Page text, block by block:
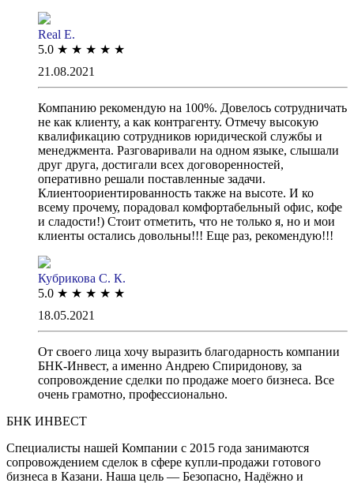
Real E.
5.0 ★ ★ ★ ★ ★
21.08.2021
Компанию рекомендую на 100%. Довелось сотрудничать
не как клиенту, а как контрагенту. Отмечу высокую
квалификацию сотрудников юридической службы и
менеджмента. Разговаривали на одном языке, слышали
друг друга, достигали всех договоренностей,
оперативно решали поставленные задачи.
Клиентоориентированность также на высоте. И ко
всему прочему, порадовал комфортабельный офис, кофе
и сладости!) Стоит отметить, что не только я, но и мои
клиенты остались довольны!!! Еще раз, рекомендую!!!
Кубрикова С. К.
5.0 ★ ★ ★ ★ ★
18.05.2021
От своего лица хочу выразить благодарность компании
БНК-Инвест, а именно Андрею Спиридонову, за
сопровождение сделки по продаже моего бизнеса. Все
очень грамотно, профессионально.
БНК ИНВЕСТ
Специалисты нашей Компании с 2015 года занимаются
сопровождением сделок в сфере купли-продажи готового
бизнеса в Казани. Наша цель — Безопасно, Надёжно и